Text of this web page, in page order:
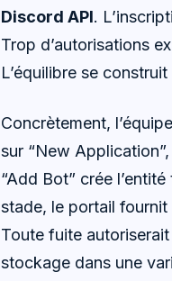
Discord API.
Trop d’autorisations
L’équilibre se
Concrètement,
sur “New
“Add Bot” crée
stade, le portail fournit
Toute fuite
stockage dans une